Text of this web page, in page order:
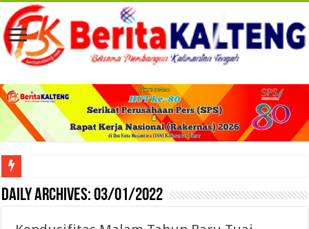
Viral! Selama Dua Bulan Lebih Siltap Serta Tunjangan Pemdes dan BPD di
Daily Archives:03/01/2022